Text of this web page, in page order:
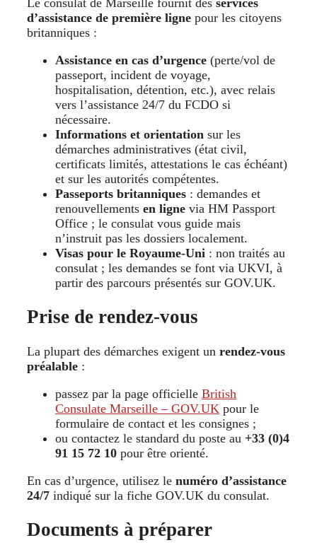
Le consulat de Marseille fournit des services
d’assistance de première ligne pour les citoyens
britanniques :
Assistance en cas d’urgence (perte/vol de
passeport, incident de voyage,
hospitalisation, détention, etc.), avec relais
vers l’assistance 24/7 du FCDO si
nécessaire.
Informations et orientation sur les
démarches administratives (état civil,
certificats limités, attestations le cas échéant)
et sur les autorités compétentes.
Passeports britanniques : demandes et
renouvellements en ligne via HM Passport
Office ; le consulat vous guide mais
n’instruit pas les dossiers localement.
Visas pour le Royaume-Uni : non traités au
consulat ; les demandes se font via UKVI, à
partir des parcours présentés sur GOV.UK.
Prise de rendez-vous
La plupart des démarches exigent un rendez-vous
préalable :
passez par la page officielle British
Consulate Marseille – GOV.UK pour le
formulaire de contact et les consignes ;
ou contactez le standard du poste au +33 (0)4
91 15 72 10 pour être orienté.
En cas d’urgence, utilisez le numéro d’assistance
24/7 indiqué sur la fiche GOV.UK du consulat.
Documents à préparer